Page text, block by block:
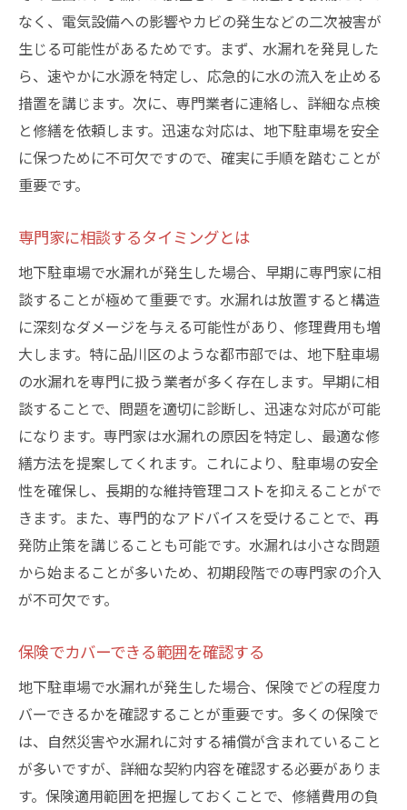
予防と修繕のコスト比較
水漏れが与える地下駐車場と車両への影響とは
水漏れによる車両の損傷事例
駐車場構造への長期的な影響
水漏れが引き起こす修繕コストの実態
駐車場の資産価値への影響を最小限に
地下駐車場の水漏れを早期発見するためのポイ
ント
水漏れ検出器の効果的な活用法
異常な湿度や水たまりのサインを見逃さな
い
月次点検項目に含めるべきチェックリスト
駐車場利用者からのフィードバックを活用
早期発見が可能にする修繕コストの削減
水漏れのサインを視覚的に識別する方法
安心して利用するための地下駐車場のメンテナ
ンス方法
定期的な点検で安心を維持
専門家による全面的な安全確認
防水機能の維持に必要なメンテナンス
利用者の安全を確保するための対策
メンテナンス計画の立案と実施
品川区での地下駐車場水漏れ事例とその解決策
なく、電気設備への影響やカビの発生などの二次被害が
生じる可能性があるためです。まず、水漏れを発見した
ら、速やかに水源を特定し、応急的に水の流入を止める
措置を講じます。次に、専門業者に連絡し、詳細な点検
と修繕を依頼します。迅速な対応は、地下駐車場を安全
に保つために不可欠ですので、確実に手順を踏むことが
重要です。
専門家に相談するタイミングとは
地下駐車場で水漏れが発生した場合、早期に専門家に相
談することが極めて重要です。水漏れは放置すると構造
に深刻なダメージを与える可能性があり、修理費用も増
大します。特に品川区のような都市部では、地下駐車場
の水漏れを専門に扱う業者が多く存在します。早期に相
談することで、問題を適切に診断し、迅速な対応が可能
になります。専門家は水漏れの原因を特定し、最適な修
繕方法を提案してくれます。これにより、駐車場の安全
性を確保し、長期的な維持管理コストを抑えることがで
きます。また、専門的なアドバイスを受けることで、再
発防止策を講じることも可能です。水漏れは小さな問題
から始まることが多いため、初期段階での専門家の介入
が不可欠です。
保険でカバーできる範囲を確認する
地下駐車場で水漏れが発生した場合、保険でどの程度カ
バーできるかを確認することが重要です。多くの保険で
は、自然災害や水漏れに対する補償が含まれていること
が多いですが、詳細な契約内容を確認する必要がありま
す。保険適用範囲を把握しておくことで、修繕費用の負